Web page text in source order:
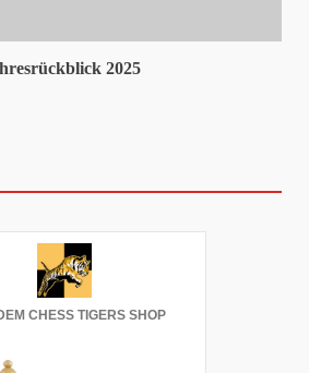
2025
CHESS TIGERS SHOP